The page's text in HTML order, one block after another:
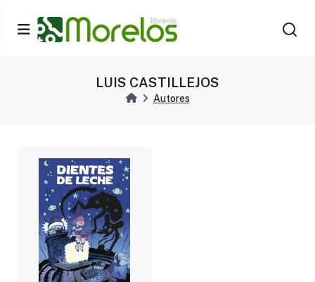
LUIS CASTILLEJOS
Autores